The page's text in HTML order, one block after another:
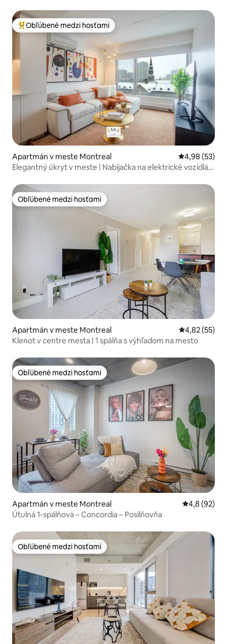
Najobľúbenejšie medzi hosťami
Obľúbené medzi hosťami
Apartmán v meste Montreal Priemerné
4,98 (53)
Elegantný úkryt v meste | Nabíjačka na elektrické vozidlá a
Obľúbené medzi hosťami
Obľúbené medzi hosťami
Apartmán v meste Montreal Priemerné
4,82 (55)
Klenot v centre mesta | 1 spálňa s výhľadom na mesto
Obľúbené medzi hosťami
Obľúbené medzi hosťami
Apartmán v meste Montreal Priemerné
4,8 (92)
Útulná 1-spálňová – Concordia – Posilňovňa
Obľúbené medzi hosťami
Obľúbené medzi hosťami